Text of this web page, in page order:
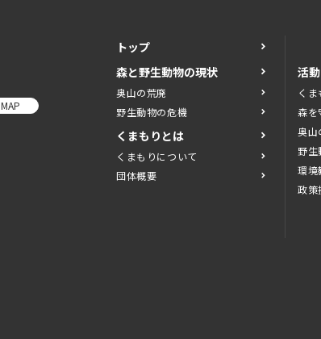
MAP
トップ
森と野生動物の現状
奥山の荒廃
野生動物の危機
くまもりとは
くまもりについて
団体概要
活
く
森を
奥山
野生
環境
政策